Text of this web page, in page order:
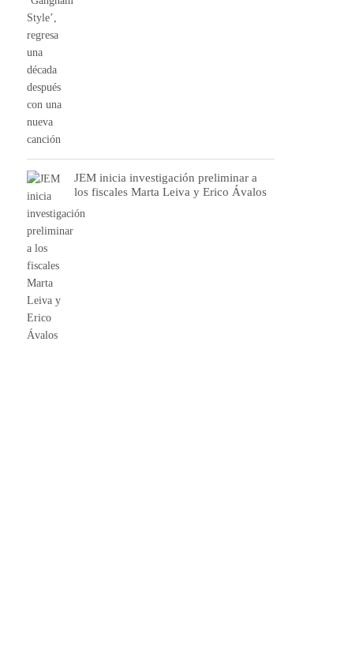
JEM inicia investigación preliminar a
los fiscales Marta Leiva y Erico Ávalos